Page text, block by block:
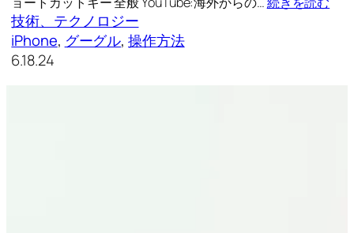
技術、テクノロジー
iPhone, グーグル, 操作方法
6.18.24